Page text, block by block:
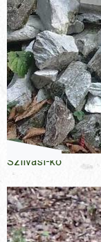
Szilvási-kő